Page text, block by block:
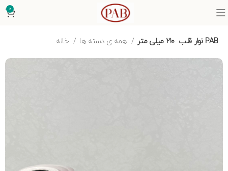
0
همه ی دسته ها نوار قلب ۲۱۰ میلی متر PAB